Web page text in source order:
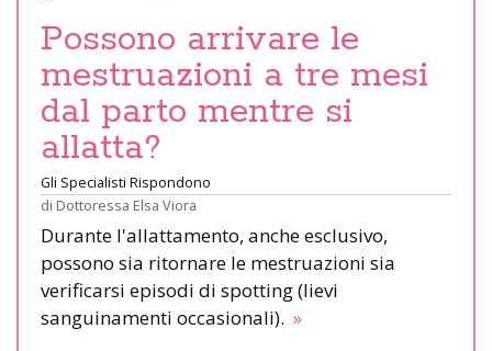
Possono arrivare le
mestruazioni a tre mesi
dal parto mentre si
allatta?
Gli Specialisti Rispondono
di Dottoressa Elsa Viora
Durante l'allattamento, anche esclusivo,
possono sia ritornare le mestruazioni sia
verificarsi episodi di spotting (lievi
sanguinamenti occasionali). »